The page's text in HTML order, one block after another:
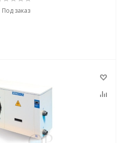
Под заказ